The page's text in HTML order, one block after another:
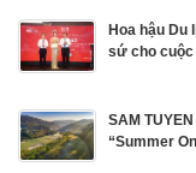
Hoa hậu Du
sứ cho cuộc
SAM
“Summer